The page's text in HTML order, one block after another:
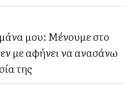
μου: Μένουμε στο
με αφήνει να ανασάνω
της